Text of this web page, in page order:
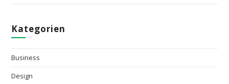
Kategorien
Business
Design